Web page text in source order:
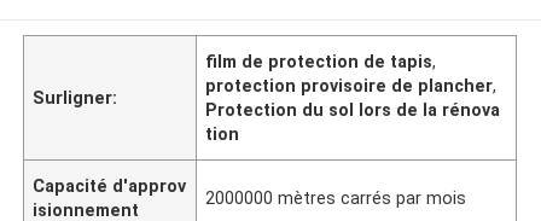
Surligner:
film de protection de tapis,
protection provisoire de plancher,
Protection du sol lors de la rénova
tion
Capacité d'approv
isionnement
2000000 mètres carrés par mois